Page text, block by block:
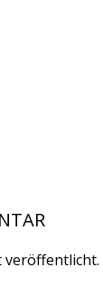
veröffentlicht.